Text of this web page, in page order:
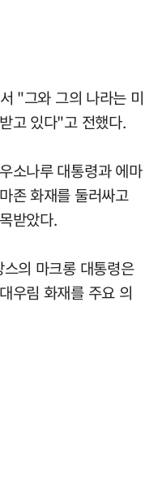
"그와 그의 나라는 미
고 있다"고 전했다.
소나루 대통령과 에마
존 화재를 둘러싸고
받았다.
의 마크롱 대통령은
우림 화재를 주요 의